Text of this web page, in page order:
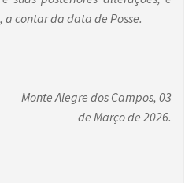
contar da data de Posse.
dos Campos, 03
de Março de 2026.